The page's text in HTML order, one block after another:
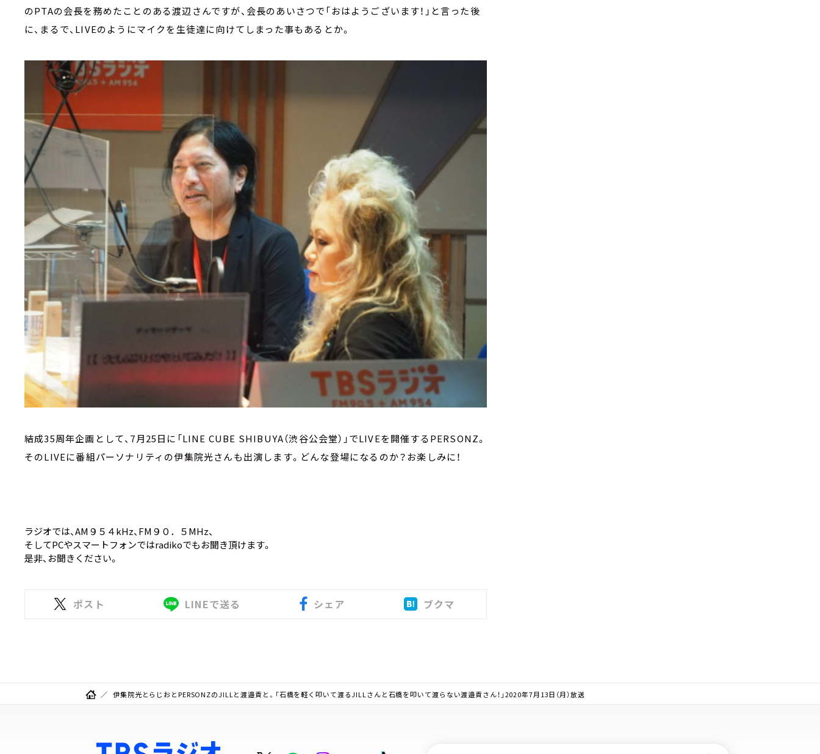
のPTAの会長を務めたことのある渡辺さんですが、会長のあいさつで「おはようございます！」と言った後
に、まるで、LIVEのようにマイクを生徒達に向けてしまった事もあるとか。
結成35周年企画として、7月25日に「LINE CUBE SHIBUYA（渋谷公会堂）」でLIVEを開催するPERSONZ。
そのLIVEに番組パーソナリティの伊集院光さんも出演します。どんな登場になるのか？お楽しみに！
ラジオでは、AM９５４kHz、FM９０．５MHz、
そしてPCやスマートフォンではradikoでもお聞き頂けます。
是非、お聞きください。
ポスト LINEで送る シェア ブクマ
伊集院光とらじおとPERSONZのJILLと渡邉貢と。「石橋を軽く叩いて渡るJILLさんと石橋を叩いて渡らない渡邉貢さん！」2020年7月13日（月）放送